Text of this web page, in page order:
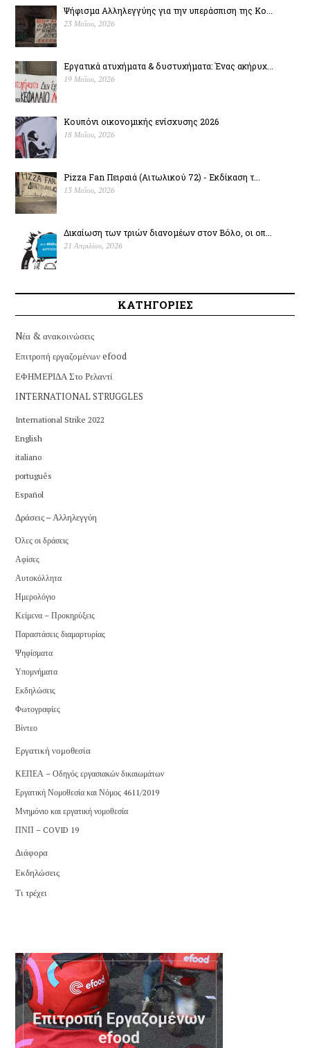
Ψήφισμα Αλληλεγγύης για την υπεράσπιση της Κο...
23 Μαΐου, 2026
Εργατικά ατυχήματα & δυστυχήµατα: Ένας ακήρυχ...
19 Μαΐου, 2026
Κουπόνι οικονομικής ενίσχυσης 2026
18 Μαΐου, 2026
Pizza Fan Πειραιά (Αιτωλικού 72) - Εκδίκαση τ...
13 Μαΐου, 2026
Δικαίωση των τριών διανομέων στον Βόλο, οι οπ...
21 Απριλίου, 2026
ΚΑΤΗΓΟΡΙΕΣ
Nέα & ανακοινώσεις
Επιτροπή εργαζομένων efood
ΕΦΗΜΕΡΙΔΑ Στο Ρελαντί
INTERNATIONAL STRUGGLES
International Strike 2022
English
italiano
português
Español
Δράσεις – Αλληλεγγύη
Όλες οι δράσεις
Αφίσες
Αυτοκόλλητα
Ημερολόγιο
Κείμενα – Προκηρύξεις
Παραστάσεις διαμαρτυρίας
Ψηφίσματα
Υπομνήματα
Εκδηλώσεις
Φωτογραφίες
Βίντεο
Εργατική νομοθεσία
ΚΕΠΕΑ – Οδηγός εργασιακών δικαιωμάτων
Εργατική Νομοθεσία και Νόμος 4611/2019
Μνημόνιο και εργατική νομοθεσία
ΠΝΠ – COVID 19
Διάφορα
Εκδηλώσεις
Τι τρέχει